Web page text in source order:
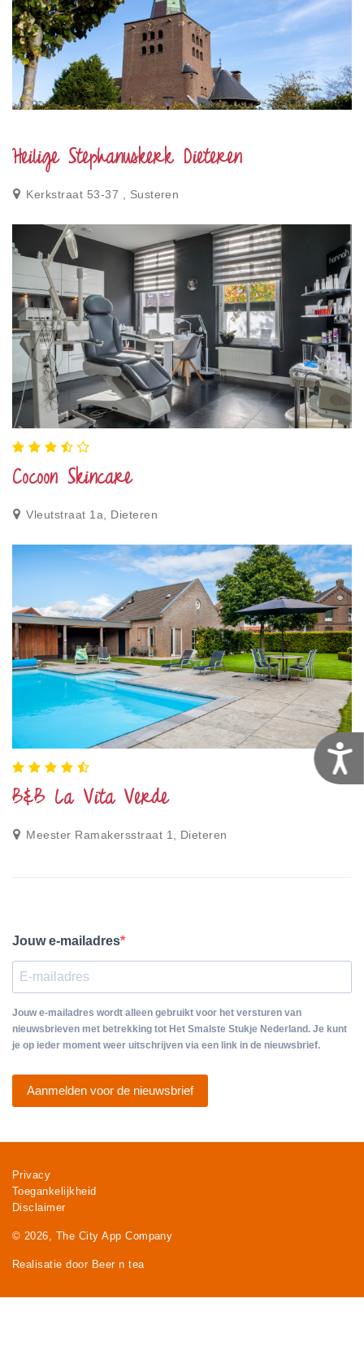
Heilige Stephanuskerk Dieteren
Kerkstraat 53-37 , Susteren
Cocoon Skincare
Vleutstraat 1a, Dieteren
B&B La Vita Verde
Meester Ramakersstraat 1, Dieteren
Jouw e-mailadres
Jouw e-mailadres wordt alleen gebruikt voor het versturen van
nieuwsbrieven met betrekking tot Het Smalste Stukje Nederland. Je kunt
je op ieder moment weer uitschrijven via een link in de nieuwsbrief.
Aanmelden voor de nieuwsbrief
Privacy
Toegankelijkheid
Disclaimer
© 2026, The City App Company
Realisatie door Beer n tea